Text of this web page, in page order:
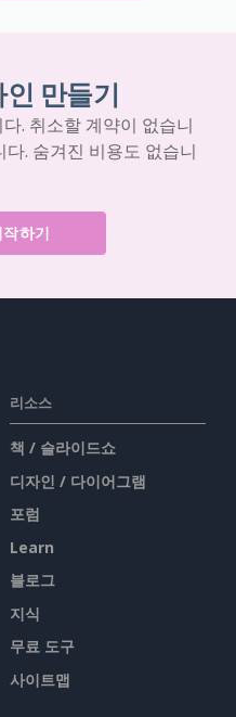
만들기
. 취소할 계약이 없습니
. 숨겨진 비용도 없습니
하기
리소스
책 / 슬라이드쇼
디자인 / 다이어그램
포럼
Learn
블로그
지식
무료 도구
사이트맵